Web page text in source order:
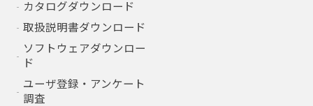
カタログダウンロード
取扱説明書ダウンロード
ソフトウェアダウンロー
ド
ユーザ登録・アンケート
調査